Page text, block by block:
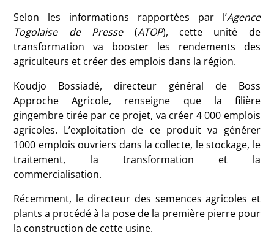
Selon les informations rapportées par l’Agence
Togolaise de Presse(ATOP), cette unité de
transformation va booster les rendements des
agriculteurs et créer des emplois dans la région.
Koudjo Bossiadé, directeur général de Boss
Approche Agricole, renseigne que la filière
gingembre tirée par ce projet, va créer 4 000 emplois
agricoles. L’exploitation de ce produit va générer
1000 emplois ouvriers dans la collecte, le stockage, le
traitement, la transformation et la
commercialisation.
Récemment, le directeur des semences agricoles et
plants a procédé à la pose de la première pierre pour
la construction de cette usine.